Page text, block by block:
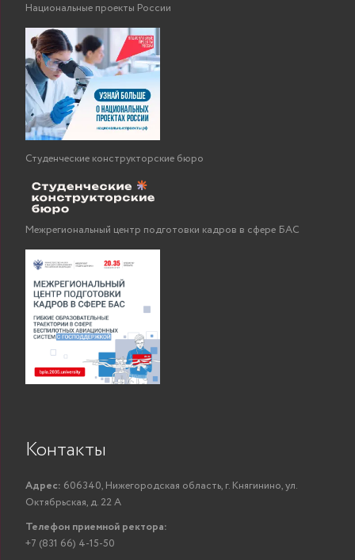
Национальные проекты России
Студенческие конструкторские бюро
Межрегиональный центр подготовки кадров в сфере БАС
Контакты
Адрес: 606340, Нижегородская область, г. Княгинино, ул.
Октябрьская, д. 22 А
Телефон приемной ректора:
+7 (831 66) 4-15-50